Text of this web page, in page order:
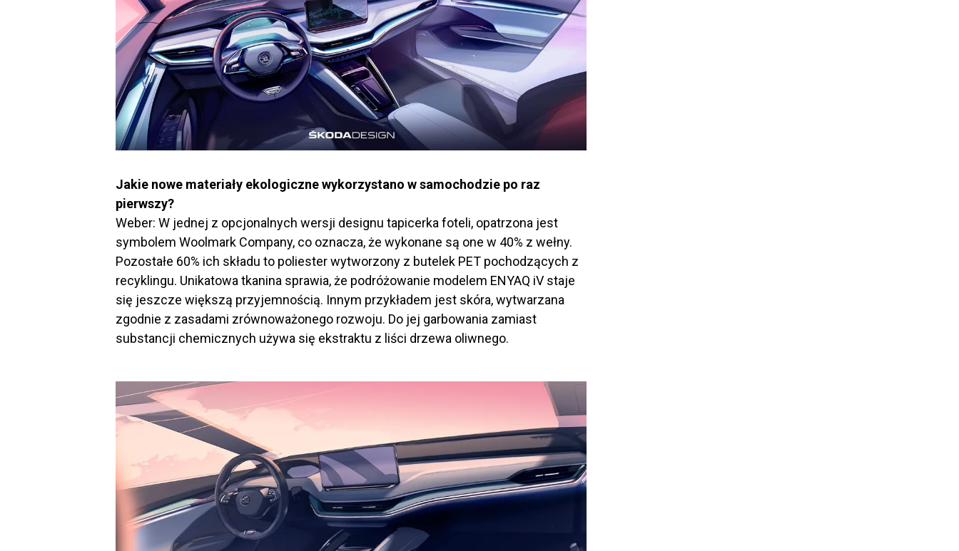
Jakie nowe materiały ekologiczne wykorzystano w samochodzie po raz
pierwszy?
Weber: W jednej z opcjonalnych wersji designu tapicerka foteli, opatrzona jest
symbolem Woolmark Company, co oznacza, że wykonane są one w 40% z wełny.
Pozostałe 60% ich składu to poliester wytworzony z butelek PET pochodzących z
recyklingu. Unikatowa tkanina sprawia, że podróżowanie modelem ENYAQ iV staje
się jeszcze większą przyjemnością. Innym przykładem jest skóra, wytwarzana
zgodnie z zasadami zrównoważonego rozwoju. Do jej garbowania zamiast
substancji chemicznych używa się ekstraktu z liści drzewa oliwnego.